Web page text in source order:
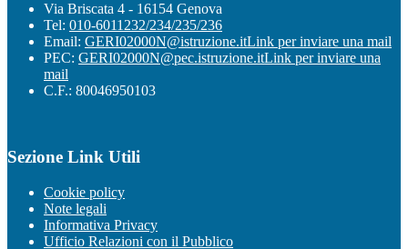
Via Briscata 4 - 16154 Genova
Tel: 010-6011232/234/235/236
Email: GERI02000N@istruzione.itLink per inviare una mail
PEC: GERI02000N@pec.istruzione.itLink per inviare una
mail
C.F.: 80046950103
Sezione Link Utili
Cookie policy
Note legali
Informativa Privacy
Ufficio Relazioni con il Pubblico